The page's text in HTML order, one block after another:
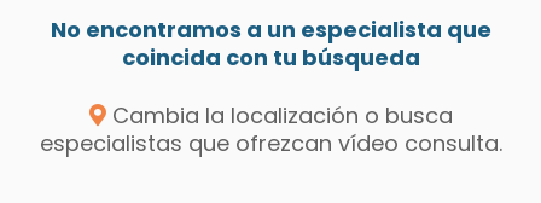
No encontramos a un especialista que
coincida con tu búsqueda
Cambia la localización o busca
especialistas que ofrezcan vídeo consulta.